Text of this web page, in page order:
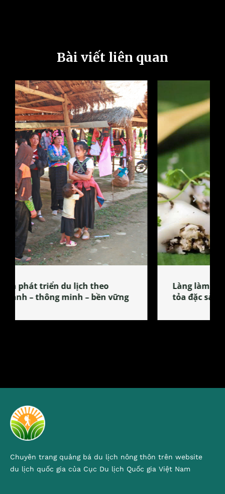
Bài viết liên quan
Làng làm bánh tẻ Phú Nhi – nơi lan
tỏa đặc sản xứ Đoài
Chuyên trang quảng bá du lịch nông thôn trên website
du lịch quốc gia của Cục Du lịch Quốc gia Việt Nam